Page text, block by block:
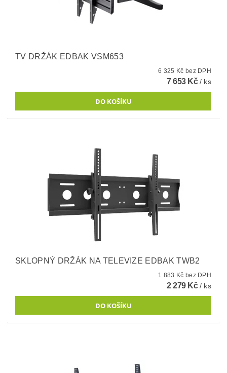
TV DRŽÁK EDBAK VSM653
6 325 Kč bez DPH
7 653 Kč/ ks
SKLOPNÝ DRŽÁK NA TELEVIZE EDBAK TWB2
1 883 Kč bez DPH
2 279 Kč/ ks